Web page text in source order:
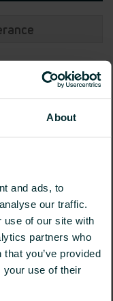
About
and ads, to
our traffic.
use of our site with
partners who
you’ve provided
your use of their
1470
1764
747
902
1126
1057 1326